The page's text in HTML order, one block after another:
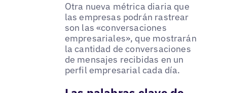
Otra nueva métrica diaria que
las empresas podrán rastrear
son las «conversaciones
empresariales», que mostrarán
la cantidad de conversaciones
de mensajes recibidas en un
perfil empresarial cada día.